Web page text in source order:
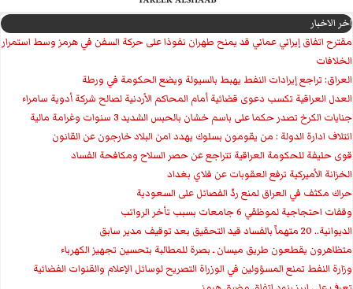
اخر الاخبار
مقترح اتفاق إيراني عماني قد يمنح طهران نفوذا على حركة السفن في هرمز وسط استمرار
الخلافات
العراق: تراجع إيرادات النفط يهبط بالسيولة ويضع الحكومة في ورطة
العدل العراقية تكسب دعوى قضائية أمام المحاكم الأردنية لصالح شركة أدوية سامراء
جنايات الكرخ تصدر حكما على باسم خشان بالحبس الشديد 3 سنوات وغرامة مالية
ائتلاف ادارة الدولة : من يقومون بسلوك يهدد امن البلاد خارجون عن القانون
قوى حليفة للحكومة العراقية تتراجع عن حصر السلاح ومكافحة الفساد
الخزانة الأميركية ترفع العقوبات عن فلاي بغداد
حراك مكثف في العراق لمنع ردّ الفصائل على السعودية
وقفات احتجاجية لموظفي 6 جامعات بسبب تأخر الرواتب
الديوانية.. 20 متهماً بالفساد قيد التحقيق بعد توقيف مدير سابق
متظاهرون يقطعون طريق ميسان ـ بصرة للمطالبة بتحسين تجهيز الكهرباء
وزارة النفط تمنع المسؤولين في الوزراة التصريح لوسائل الإعلام والقنوات الفضائية